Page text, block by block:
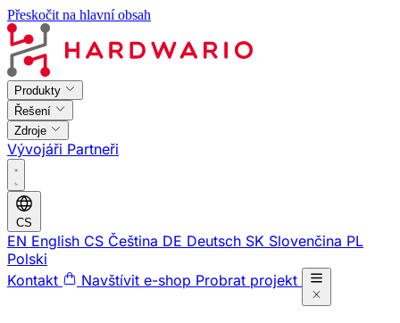
Přeskočit na hlavní obsah
Produkty
Řešení
Zdroje
Vývojáři Partneři
CS
EN English CS Čeština DE Deutsch SK Slovenčina PL
Polski
Kontakt
Navštívit e-shop Probrat projekt